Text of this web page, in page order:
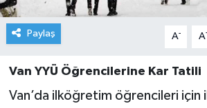
Paylaş A- A
Van YYÜ Öğrencilerine Kar Tatili
Van’da ilköğretim öğrencileri için